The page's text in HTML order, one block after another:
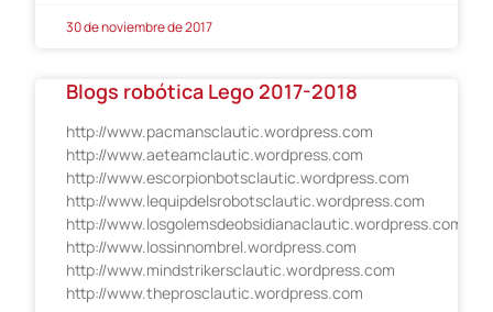
30 de noviembre de 2017
Blogs robótica Lego 2017-2018
http://www.pacmansclautic.wordpress.com
http://www.aeteamclautic.wordpress.com
http://www.escorpionbotsclautic.wordpress.com
http://www.lequipdelsrobotsclautic.wordpress.com
http://www.losgolemsdeobsidianaclautic.wordpress.com
http://www.lossinnombrel.wordpress.com
http://www.mindstrikersclautic.wordpress.com
http://www.theprosclautic.wordpress.com